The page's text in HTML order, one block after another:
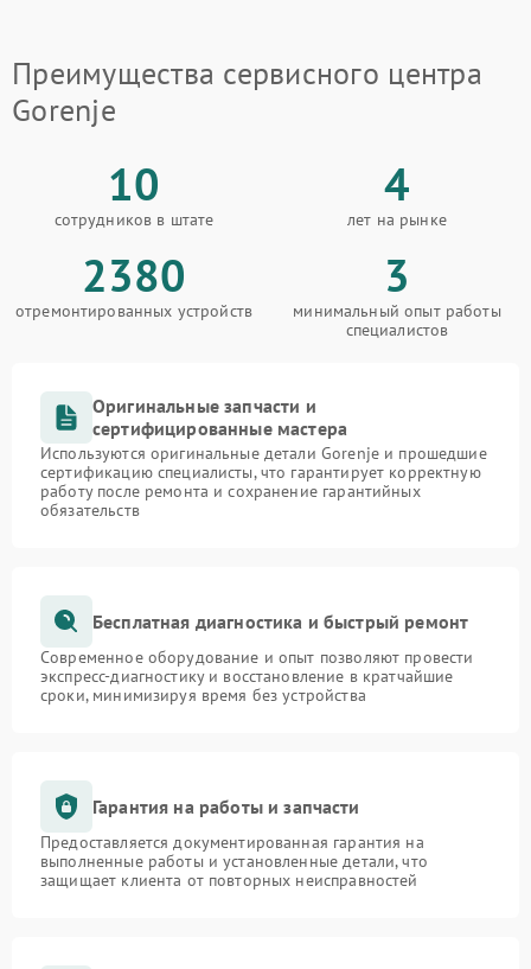
Преимущества сервисного центра
Gorenje
10
сотрудников в штате
4
лет на рынке
2380
отремонтированных устройств
3
минимальный опыт работы
специалистов
Оригинальные запчасти и
сертифицированные мастера
Используются оригинальные детали Gorenje и прошедшие
сертификацию специалисты, что гарантирует корректную
работу после ремонта и сохранение гарантийных
обязательств
Бесплатная диагностика и быстрый ремонт
Современное оборудование и опыт позволяют провести
экспресс-диагностику и восстановление в кратчайшие
сроки, минимизируя время без устройства
Гарантия на работы и запчасти
Предоставляется документированная гарантия на
выполненные работы и установленные детали, что
защищает клиента от повторных неисправностей